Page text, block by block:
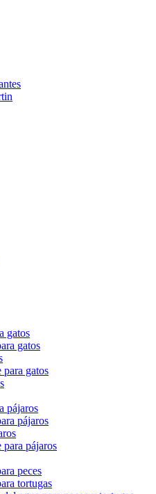
gatos
gatos
para gatos
pájaros
pájaros
para pájaros
peces
tortugas